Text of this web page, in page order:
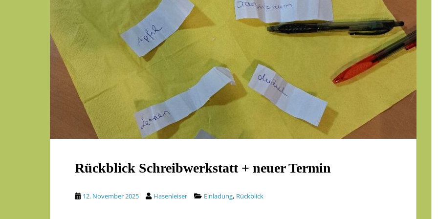
Rückblick Schreibwerkstatt + neuer Termin
12. November 2025 Hasenleiser Einladung, Rückblick